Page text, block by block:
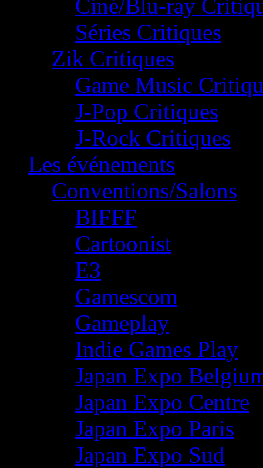
Ciné/Blu-ray
Séries Critiques
Zik Critiques
Game Music
J-Pop Critiques
J-Rock Critiques
Les événements
Conventions/Salons
BIFFF
Cartoonist
E3
Gamescom
Gameplay
Indie Games Play
Japan Expo
Japan Expo Centre
Japan Expo Paris
Japan Expo Sud